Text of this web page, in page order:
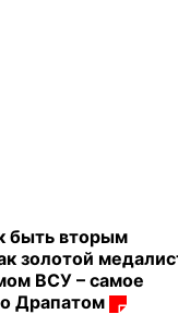
быть вторым
золотой
ВСУ – самое
Драпатом